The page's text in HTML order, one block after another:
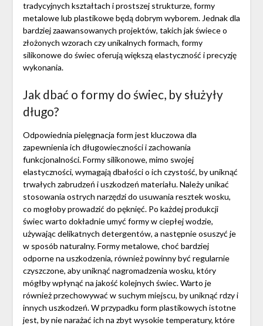
tradycyjnych kształtach i prostszej strukturze, formy
metalowe lub plastikowe będą dobrym wyborem. Jednak dla
bardziej zaawansowanych projektów, takich jak świece o
złożonych wzorach czy unikalnych formach, formy
silikonowe do świec oferują większą elastyczność i precyzję
wykonania.
Jak dbać o formy do świec, by służyły
długo?
Odpowiednia pielęgnacja form jest kluczowa dla
zapewnienia ich długowieczności i zachowania
funkcjonalności. Formy silikonowe, mimo swojej
elastyczności, wymagają dbałości o ich czystość, by uniknąć
trwałych zabrudzeń i uszkodzeń materiału. Należy unikać
stosowania ostrych narzędzi do usuwania resztek wosku,
co mogłoby prowadzić do pęknięć. Po każdej produkcji
świec warto dokładnie umyć formy w ciepłej wodzie,
używając delikatnych detergentów, a następnie osuszyć je
w sposób naturalny. Formy metalowe, choć bardziej
odporne na uszkodzenia, również powinny być regularnie
czyszczone, aby uniknąć nagromadzenia wosku, który
mógłby wpłynąć na jakość kolejnych świec. Warto je
również przechowywać w suchym miejscu, by uniknąć rdzy i
innych uszkodzeń. W przypadku form plastikowych istotne
jest, by nie narażać ich na zbyt wysokie temperatury, które